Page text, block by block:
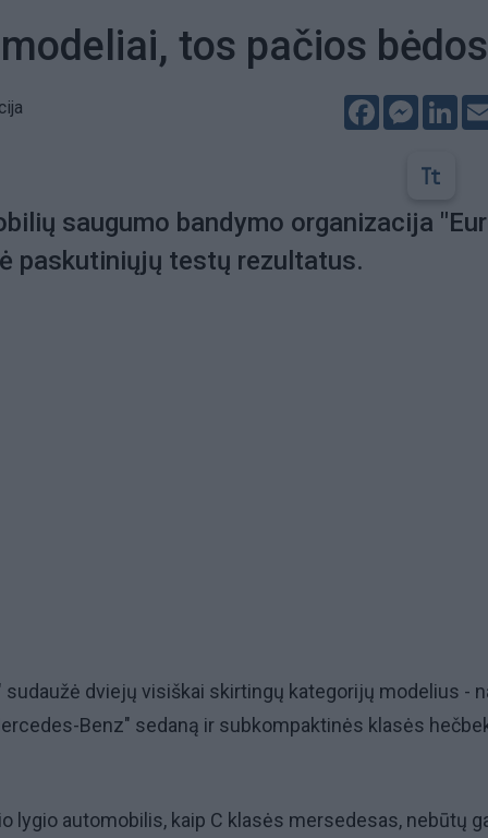
tos pačios bėdos
Facebook
saugumo bandymo organizacija
paskutiniųjų testų rezultatus.
sudaužė dviejų visiškai skirtingų kategorijų modelius -
Benz" sedaną ir subkompaktinės klasės
lygio automobilis, kaip C klasės mersedesas, nebūtų